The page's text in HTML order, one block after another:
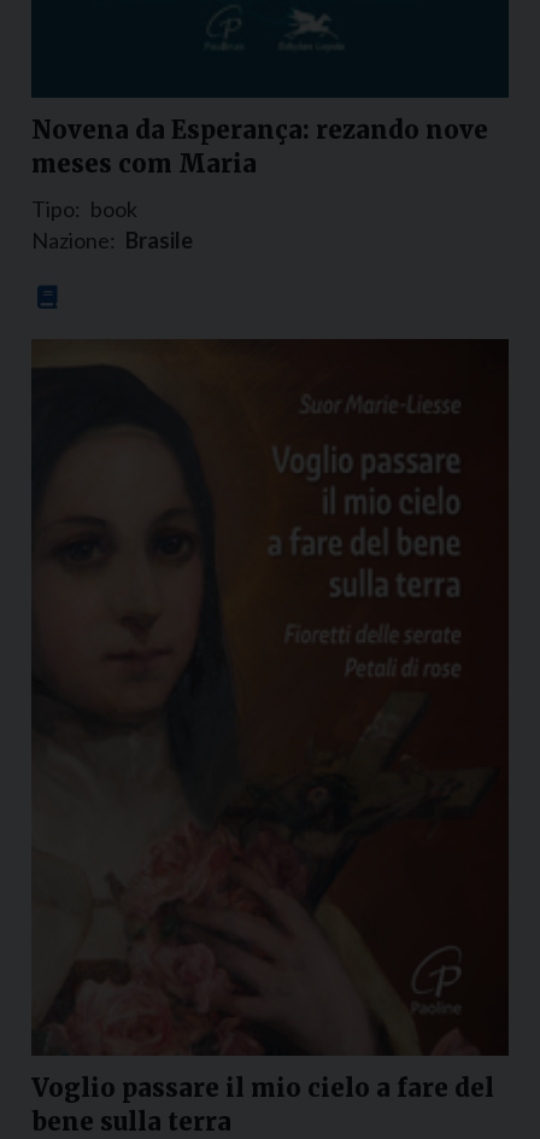
Novena da Esperança: rezando nove
meses com Maria
Tipo: book
Nazione: Brasile
Voglio passare il mio cielo a fare del
bene sulla terra